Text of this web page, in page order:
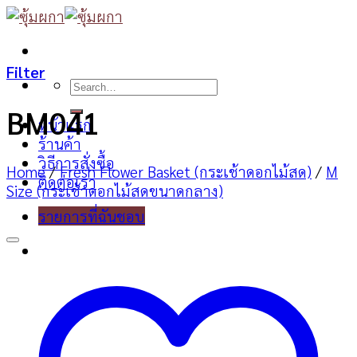
Skip
content
Search
หน้าแรก
ร้านค้า
วิธีการสั่งซื้อ
ติดต่อเรา
รายการที่ฉันชอบ
Filter
BM041
Home / Fresh Flower Basket (กระเช้าดอกไม้สด) / M
Size (กระเช้าดอกไม้สดขนาดกลาง)